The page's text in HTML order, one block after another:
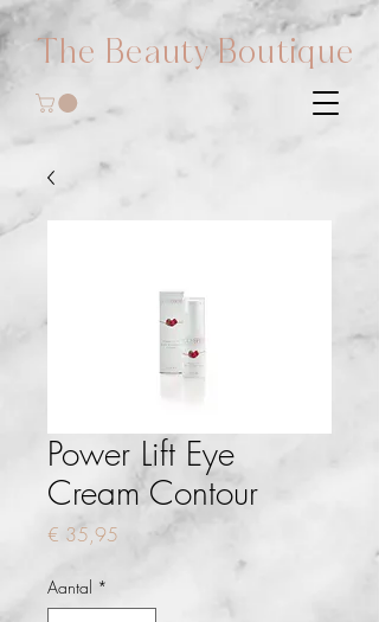
The Beauty Boutique
Power Lift Eye
Cream Contour
€ 35,95
Aantal *